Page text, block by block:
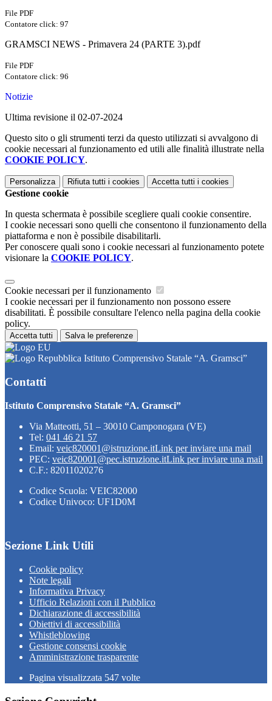
File PDF
Contatore click: 97
GRAMSCI NEWS - Primavera 24 (PARTE 3).pdf
File PDF
Contatore click: 96
Notizie
Ultima revisione il 02-07-2024
Questo sito o gli strumenti terzi da questo utilizzati si avvalgono di
cookie necessari al funzionamento ed utili alle finalità illustrate nella
COOKIE POLICY.
Personalizza Rifiuta tutti i cookies Accetta tutti i cookies
Gestione cookie
In questa schermata è possibile scegliere quali cookie consentire.
I cookie necessari sono quelli che consentono il funzionamento della
piattaforma e non è possibile disabilitarli.
Per conoscere quali sono i cookie necessari al funzionamento potete
visionare la COOKIE POLICY.
Cookie necessari per il funzionamento
I cookie necessari per il funzionamento non possono essere
disabilitati. È possibile consultare l'elenco nella pagina della cookie
policy.
Accetta tutti Salva le preferenze
Istituto Comprensivo Statale “A. Gramsci”
Contatti
Istituto Comprensivo Statale “A. Gramsci”
Via Matteotti, 51 – 30010 Camponogara (VE)
Tel: 041 46 21 57
Email: veic820001@istruzione.itLink per inviare una mail
PEC: veic820001@pec.istruzione.itLink per inviare una mail
C.F.: 82011020276
Codice Scuola: VEIC82000
Codice Univoco: UF1D0M
Sezione Link Utili
Cookie policy
Note legali
Informativa Privacy
Ufficio Relazioni con il Pubblico
Dichiarazione di accessibilità
Obiettivi di accessibilità
Whistleblowing
Gestione consensi cookie
Amministrazione trasparente
Pagina visualizzata 547 volte